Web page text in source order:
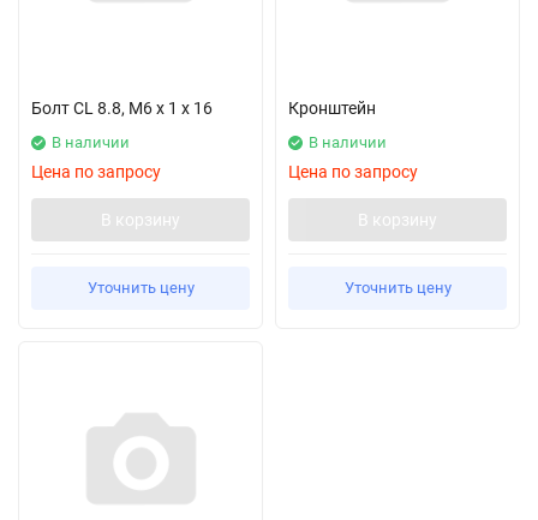
Болт CL 8.8, M6 x 1 x 16
В наличии
Цена по запросу
В корзину
Уточнить цену
Кронштейн
В наличии
Цена по запросу
В корзину
Уточнить цену